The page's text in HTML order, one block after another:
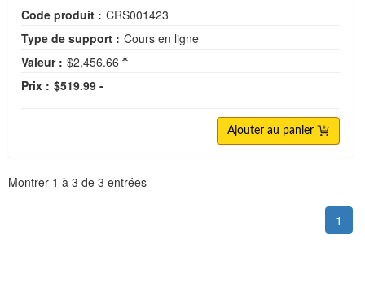
Code produit : CRS001423
Type de support : Cours en ligne
Valeur : $2,456.66
Prix : $519.99 -
Ajouter au panier
Montrer 1 à 3 de 3 entrées
1